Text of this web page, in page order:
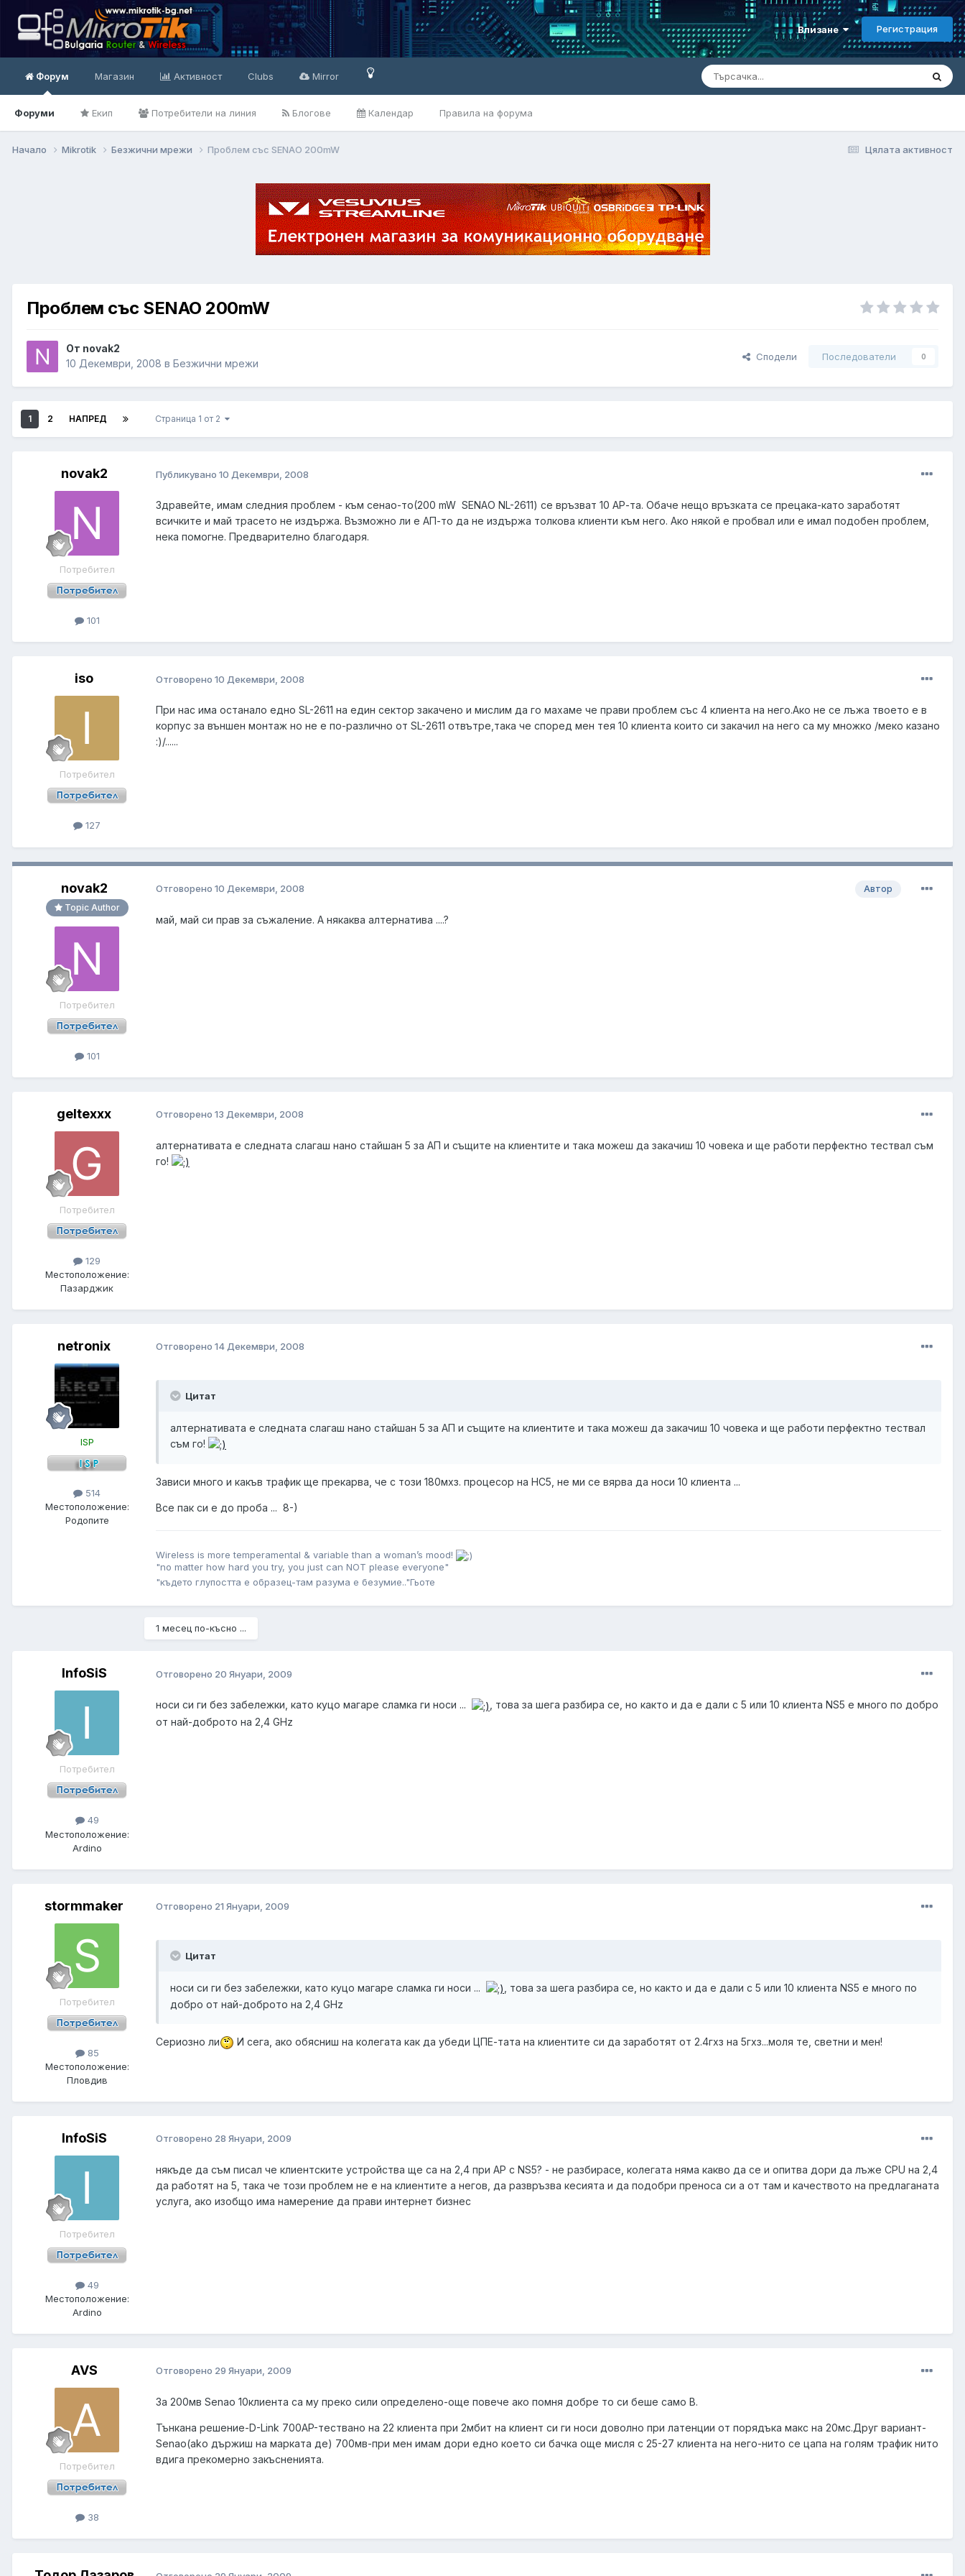
Влизане Регистрация
Форум
Форуми Екип Потребители на линия Блогове Календар Правила на форума
Магазин Активност Clubs Mirror
Цялата активност
Начало Mikrotik Безжични мрежи Проблем със SENAO 200mW
Проблем със SENAO 200mW
От novak2
10 Декември, 2008 в Безжични мрежи
Сподели Последователи 0
1 2 НАПРЕД Страница 1 от 2
novak2
Потребител
101
Публикувано 10 Декември, 2008
Здравейте, имам следния проблем - към сенао-то(200 mW SENAO NL-2611) се връзват 10 АР-та. Обаче нещо връзката се прецака-като заработят
всичките и май трасето не издържа. Възможно ли е АП-то да не издържа толкова клиенти към него. Ако някой е пробвал или е имал подобен проблем,
нека помогне. Предварително благодаря.
iso
Потребител
127
Отговорено 10 Декември, 2008
При нас има останало едно SL-2611 на един сектор закачено и мислим да го махаме че прави проблем със 4 клиента на него.Ако не се лъжа твоето е в
корпус за външен монтаж но не е по-различно от SL-2611 отвътре,така че според мен тея 10 клиента които си закачил на него са му множко /меко казано
:)/......
novak2
Topic Author
Потребител
101
Автор
Отговорено 10 Декември, 2008
май, май си прав за съжаление. А някаква алтернатива ....?
geltexxx
Потребител
129
Местоположение:
Пазарджик
Отговорено 13 Декември, 2008
алтернативата е следната слагаш нано стайшан 5 за АП и същите на клиентите и така можеш да закачиш 10 човека и ще работи перфектно тествал съм
го!
netronix
ISP
514
Местоположение:
Родопите
Отговорено 14 Декември, 2008
Цитат
алтернативата е следната слагаш нано стайшан 5 за АП и същите на клиентите и така можеш да закачиш 10 човека и ще работи перфектно тествал
съм го!
Зависи много и какъв трафик ще прекарва, че с този 180мхз. процесор на НС5, не ми се вярва да носи 10 клиента ...
Все пак си е до проба ... 8-)
Wireless is more temperamental & variable than a woman’s mood!
"no matter how hard you try, you just can NOT please everyone"
"където глупостта е образец-там разума е безумие.."Гьоте
1 месец по-късно ...
InfoSiS
Потребител
49
Местоположение:
Ardino
Отговорено 20 Януари, 2009
носи си ги без забележки, като куцо магаре сламка ги носи ...
, това за шега разбира се, но както и да е дали с 5 или 10 клиента NS5 е много по добро
от най-доброто на 2,4 GHz
stormmaker
Потребител
85
Местоположение:
Пловдив
Отговорено 21 Януари, 2009
Цитат
носи си ги без забележки, като куцо магаре сламка ги носи ...
, това за шега разбира се, но както и да е дали с 5 или 10 клиента NS5 е много по
добро от най-доброто на 2,4 GHz
Сериозно ли И сега, ако обясниш на колегата как да убеди ЦПЕ-тата на клиентите си да заработят от 2.4гхз на 5гхз...моля те, светни и мен!
InfoSiS
Потребител
49
Местоположение:
Ardino
Отговорено 28 Януари, 2009
някъде да съм писал че клиентските устройства ще са на 2,4 при АР с NS5? - не разбирасе, колегата няма какво да се и опитва дори да лъже CPU на 2,4
да работят на 5, така че този проблем не е на клиентите а негов, да развръзва кесията и да подобри преноса си а от там и качеството на предлаганата
услуга, ако изобщо има намерение да прави интернет бизнес
AVS
Потребител
38
Отговорено 29 Януари, 2009
За 200мв Senao 10клиента са му преко сили определено-още повече ако помня добре то си беше само B.
Тънкана решение-D-Link 700AP-тествано на 22 клиента при 2мбит на клиент си ги носи доволно при латенции от порядъка макс на 20мс.Друг вариант-
Senao(ako държиш на марката де) 700мв-при мен имам дори едно което си бачка още мисля с 25-27 клиента на него-нито се цапа на голям трафик нито
вдига прекомерно закъсненията.